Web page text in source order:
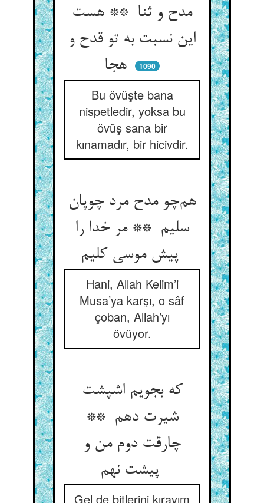
مدح و ثنا ** هست
این نسبت به تو قدح و
1090
Bu övüşte bana
nispetledir, yoksa bu
övüş sana bir
kınamadır, bir hicivdir.
هم‌چو مدح مرد چوپان
سلیم ** مر خدا را
Hani, Allah Kelim’i
Musa’ya karşı, o sâf
çoban, Allah’yı
övüyor.
که بجویم اشپشت
شیرت دهم **
چارقت دوم من و
Gel de bitlerini kırayım